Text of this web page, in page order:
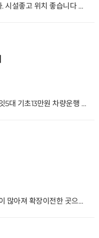
상남동 확장이전한 국어논술학원입니다. 시설좋고 위치 좋습니다 과목상관없으니 새로 시작하실분 문의주세요
안골동에 있는 음악교습소입니다. 업라잇5대 기초13만원 차량운행 없습니다. 초등인근이라 위치좋습니다거래형태:임대 종류:제2종근생사용승인일:2008.9.29입주가능일:혐의 주차:가능 방향:주출입구기준남서향 관리비:없음2/4층
자은동에 위치한 영어학원입니다. 원생이 많아져 확장이전한 곳으로 학생들 많은 곳입니다. 초중영어 영수 가능합니다. 새로 시작하실분 문의주세요 시설 좋습니다.거래형태:임대 종류:근린생활시설 사용승인일:2018.3.22입주가능일:협의 주차:1대가능 방향:주출입구기준 남향 관리비:없음2/2층